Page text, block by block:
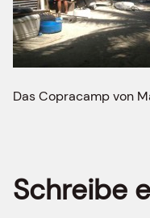
Das Copracamp von
Schreibe